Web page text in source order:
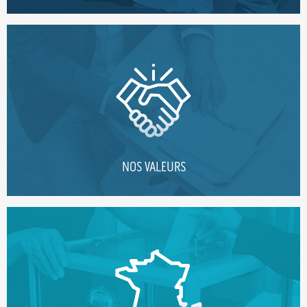
NOS VALEURS